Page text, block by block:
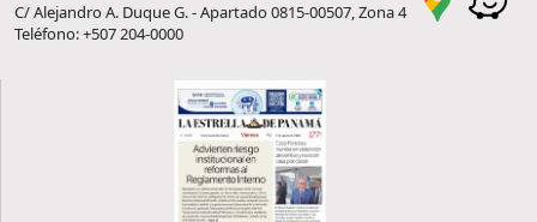
C/ Alejandro A. Duque G. - Apartado 0815-00507, Zona 4
Teléfono: +507 204-0000